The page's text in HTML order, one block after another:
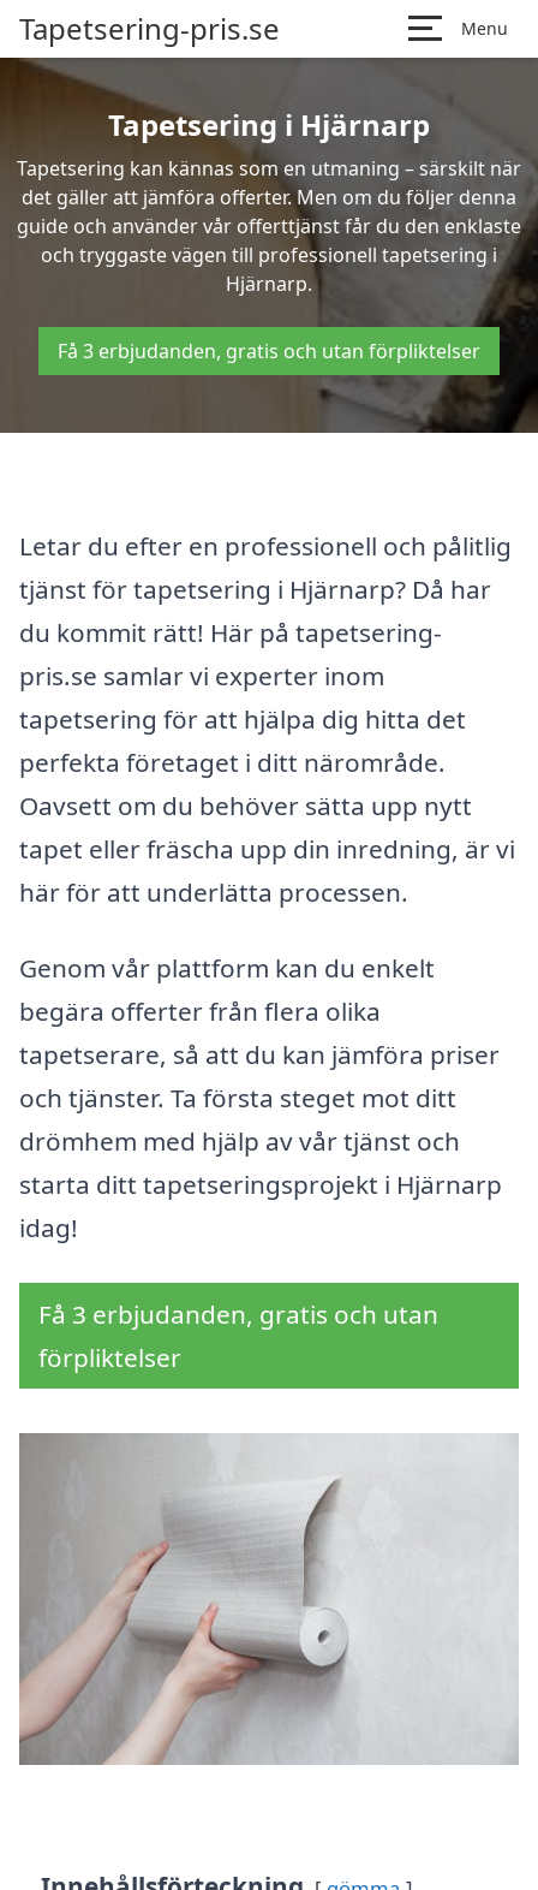
Tapetsering-pris.se Menu
Tapetsering i Hjärnarp
Tapetsering kan kännas som en utmaning – särskilt när
det gäller att jämföra offerter. Men om du följer denna
guide och använder vår offerttjänst får du den enklaste
och tryggaste vägen till professionell tapetsering i
Hjärnarp.
Få 3 erbjudanden, gratis och utan förpliktelser
Letar du efter en professionell och pålitlig
tjänst för tapetsering i Hjärnarp? Då har
du kommit rätt! Här på tapetsering-
pris.se samlar vi experter inom
tapetsering för att hjälpa dig hitta det
perfekta företaget i ditt närområde.
Oavsett om du behöver sätta upp nytt
tapet eller fräscha upp din inredning, är vi
här för att underlätta processen.
Genom vår plattform kan du enkelt
begära offerter från flera olika
tapetserare, så att du kan jämföra priser
och tjänster. Ta första steget mot ditt
drömhem med hjälp av vår tjänst och
starta ditt tapetseringsprojekt i Hjärnarp
idag!
Få 3 erbjudanden, gratis och utan
förpliktelser